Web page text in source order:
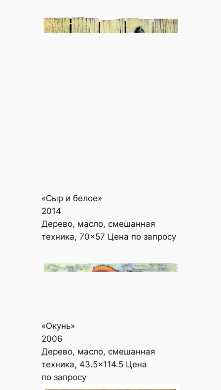
«Сыр и белое»
2014
Дерево, масло, смешанная
техника, 70×57 Цена по запросу
«Окунь»
2006
Дерево, масло, смешанная
техника, 43.5×114.5 Цена
по запросу